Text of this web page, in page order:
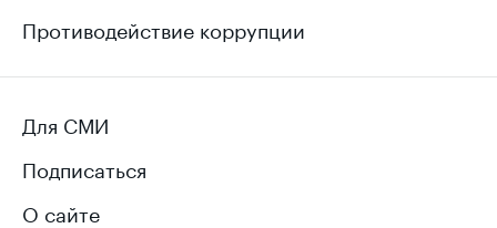
Противодействие коррупции
Для СМИ
Подписаться
О сайте